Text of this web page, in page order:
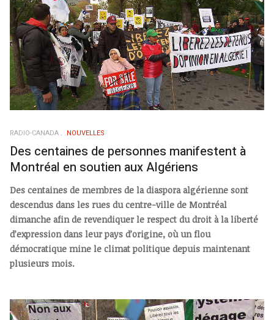
RADIO-CANADA NOUVELLES
Des centaines de personnes manifestent à
Montréal en soutien aux Algériens
Des centaines de membres de la diaspora algérienne sont
descendus dans les rues du centre-ville de Montréal
dimanche afin de revendiquer le respect du droit à la liberté
d’expression dans leur pays d’origine, où un flou
démocratique mine le climat politique depuis maintenant
plusieurs mois.